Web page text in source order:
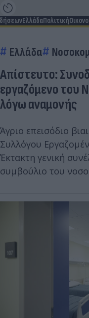
ΕλλάδαΠολιτική
Ελλάδα
Απίστευτο:
εργαζόμενο του
λόγω αναμονής
Άγριο επεισόδιο
Συλλόγου
Έκτακτη γενική
συμβούλιο του